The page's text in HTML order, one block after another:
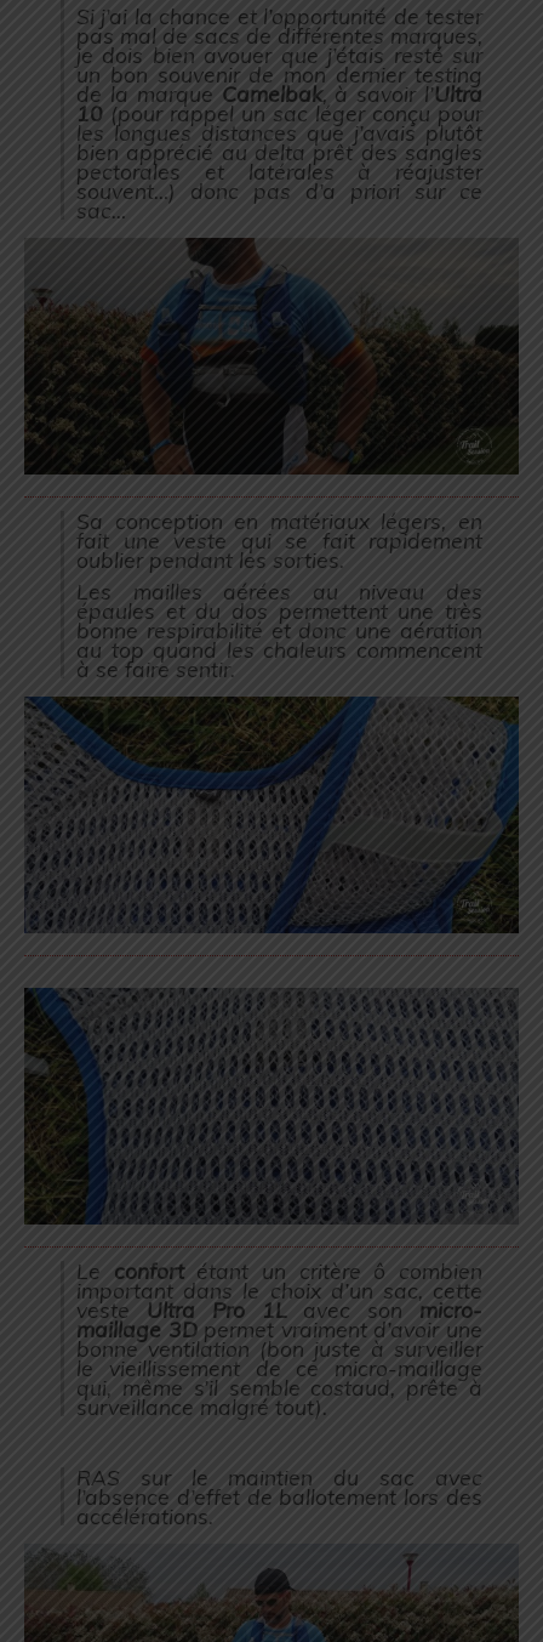
Si j’ai la chance et l’opportunité de tester
pas mal de sacs de différentes marques,
je dois bien avouer que j’étais resté sur
un bon souvenir de mon dernier testing
de la marque Camelbak, à savoir l’Ultra
10 (pour rappel un sac léger conçu pour
les longues distances que j’avais plutôt
bien apprécié au delta prêt des sangles
pectorales et latérales à réajuster
souvent…) donc pas d’a priori sur ce
sac…
Sa conception en matériaux légers, en
fait une veste qui se fait rapidement
oublier pendant les sorties.
Les mailles aérées au niveau des
épaules et du dos permettent une très
bonne respirabilité et donc une aération
au top quand les chaleurs commencent
à se faire sentir.
Le confortétant un critère ô combien
important dans le choix d’un sac, cette
veste Ultra Pro 1Lavec sonmicro-
maillage 3Dpermet vraiment d’avoir une
bonne ventilation (bon juste à surveiller
le vieillissement de ce micro-maillage
qui, même s’il semble costaud, prête à
surveillance malgré tout).
RAS sur le maintien du sac avec
l’absence d’effet de ballotement lors des
accélérations.